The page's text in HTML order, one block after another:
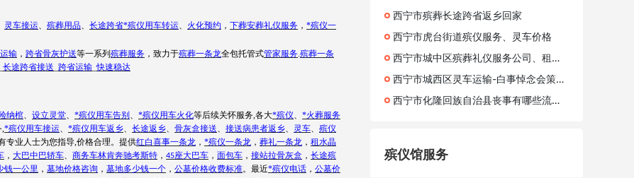
灵车接运 殡葬用品 长途跨省*殡仪用车转运 火化预约 ， 下葬安葬礼仪服务 ， *殡仪一
输 ， 跨省骨灰护送等一系列殡葬服务 ，致力于殡葬一条龙全包托管式管家服务 殡葬一条
长途跨省接送 跨省运输 _快速稳达
纳棺 设立灵堂 *殡仪用车告别 *殡仪用车火化等后续关怀服务 ,各大*殡仪
*火葬服务
*殡仪用车接运 *殡仪用车返乡 长途返乡 骨灰盒接送 接送病患者返乡 灵车
殡仪
专业人士为您指导 ,价格合理。提供红白喜事一条龙 ， *殡仪一条龙 ， 葬礼一条龙 ， 租水晶
， 大巴中巴轿车 商务车林肯奔驰考斯特 ， 45座大巴车 ， 面包车 ， 接站拉骨灰盒 ， 长途殡
钱一公里 ， 墓地价格咨询 ， 墓地多少钱一个 ， 公墓价格收费标准。最近*殡仪电话 ， 公墓价
西宁市殡葬长途跨省返乡回家
西宁市虎台街道殡仪服务、灵车价格
西宁市城中区殡葬礼仪服务公司、租冰棺、跨省灵车租车收费标准
西宁市城西区灵车运输​-白事悼念会策划、24小时服务
西宁市化隆回族自治县丧事有哪些流程？公墓价格、白事陵园咨询
殡仪馆服务